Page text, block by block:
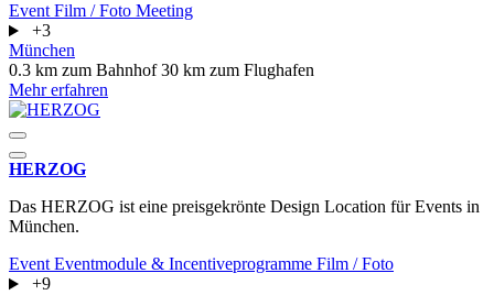
Event Film / Foto Meeting
+3
München
0.3 km zum Bahnhof30 km zum Flughafen
Mehr erfahren
HERZOG
Das HERZOG ist eine preisgekrönte Design Location für Events in
München.
Event Eventmodule & Incentiveprogramme Film / Foto
+9